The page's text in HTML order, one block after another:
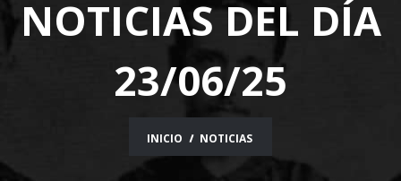
NOTICIAS DEL DÍA
23/06/25
INICIO NOTICIAS